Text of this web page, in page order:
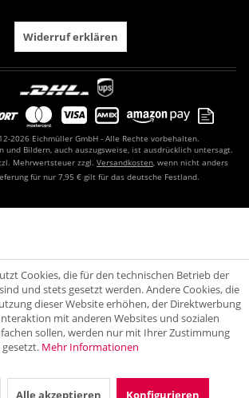
Widerruf erklären
2026 Eichmüller GmbH - Alle Rechte vorbehalten.
und Bildern, auch auszugsweise, ist ausdrücklich untersagt.
Mehrwertsteuer zzgl. Versandkosten, wenn nicht anders
für nur 7,95 € gilt für das deutsche Festland.
Cookies, die für den technischen Betrieb der
und stets gesetzt werden. Andere Cookies, die
dieser Website erhöhen, der Direktwerbung
mit anderen Websites und sozialen
sollen, werden nur mit Ihrer Zustimmung
gesetzt. Mehr Informationen
Alle akzeptieren Konfigurieren